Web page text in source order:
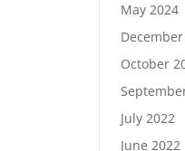
May 2024
October
July 2022
June 2022